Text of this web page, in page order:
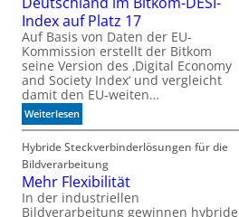
h
b
e
s
s
e
r
e
M
a
s
c
Index auf Platz 17
Auf Basis von Daten der EU-
Kommission erstellt der Bitkom
seine Version des ‚Digital Economy
and Society Index‘ und vergleicht
damit den EU-weiten…
Weiterlesen:
D
e
u
t
s
c
Hybride Steckverbinderlösungen für die
Bildverarbeitung
Mehr Flexibilität
In der industriellen
Bildverarbeitung gewinnen hybride